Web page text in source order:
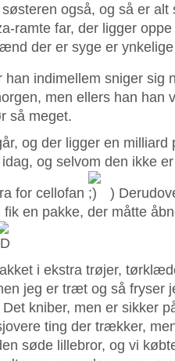
også, og så er
ramte far, der ligger
der er syge er
han indimellem sniger sig
men ellers han han
så meget.
og der ligger en milliard
og selvom den ikke
for cellofan
)
en pakke, der måtte
i ekstra trøjer,
jeg er træt og så fryser
kniber, men er sikker
ting der trækker,
søde lillebror, og vi